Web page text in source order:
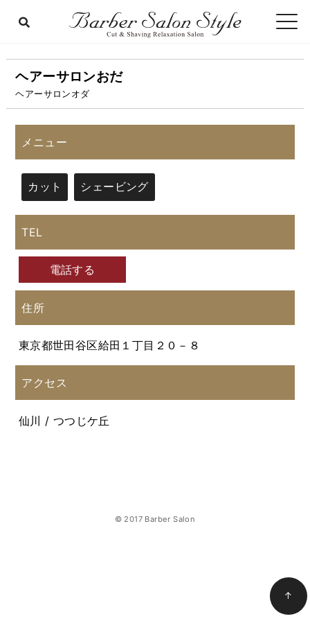
ヘアーサロンおだ
ヘアーサロンオダ
メニュー
カット シェービング
TEL
電話する
住所
東京都世田谷区給田１丁目２０－８
アクセス
仙川 / つつじケ丘
© 2017 Barber Salon
↑